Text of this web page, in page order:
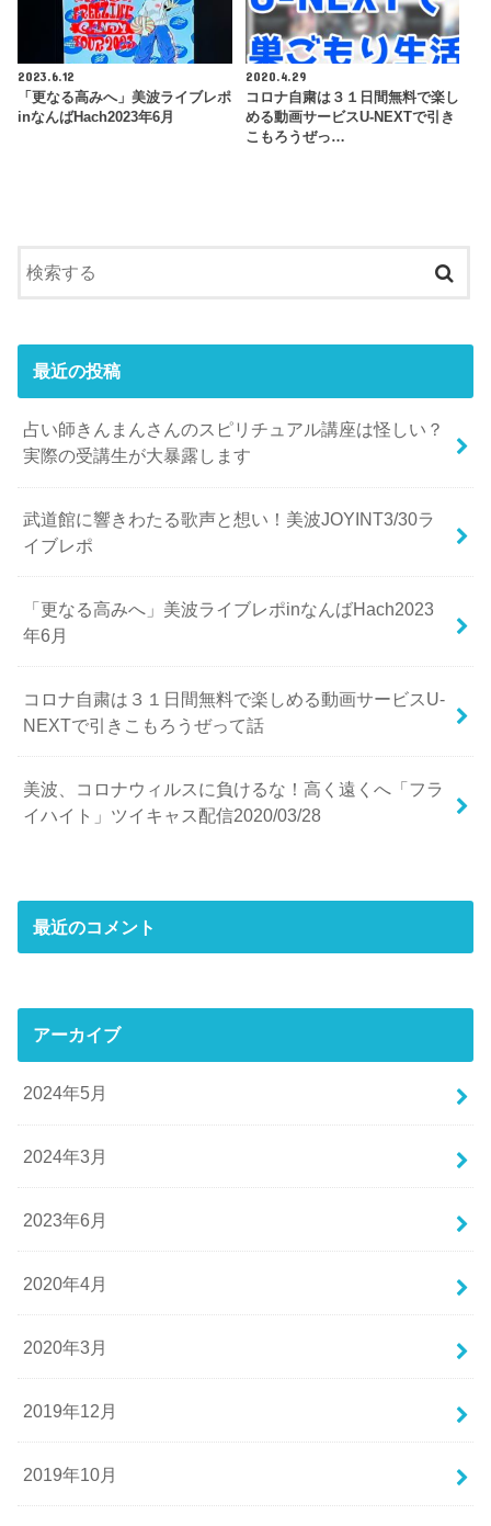
2023.6.12
「更なる高みへ」美波ライブレポ
inなんばHach2023年6月
2020.4.29
コロナ自粛は３１日間無料で楽し
める動画サービスU-NEXTで引き
こもろうぜっ…
最近の投稿
占い師きんまんさんのスピリチュアル講座は怪しい？
実際の受講生が大暴露します
武道館に響きわたる歌声と想い！美波JOYINT3/30ラ
イブレポ
「更なる高みへ」美波ライブレポinなんばHach2023
年6月
コロナ自粛は３１日間無料で楽しめる動画サービスU-
NEXTで引きこもろうぜって話
美波、コロナウィルスに負けるな！高く遠くへ「フラ
イハイト」ツイキャス配信2020/03/28
最近のコメント
アーカイブ
2024年5月
2024年3月
2023年6月
2020年4月
2020年3月
2019年12月
2019年10月